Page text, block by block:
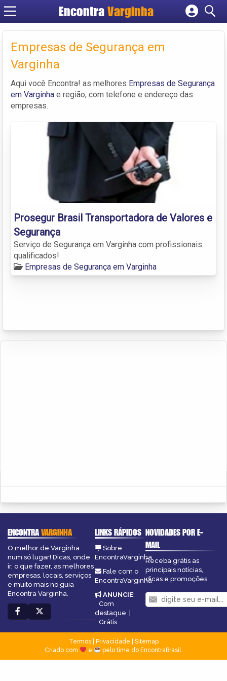
EncontraVarginha
Cadastrar empresa
Criar conta
Empresas de Segurança em
Varginha
Aqui você Encontra! as melhores Empresas de Segurança
em Varginha e região, com telefone e endereço das
empresas.
Prosegur Brasil Transportadora de Valores e
Segurança
Serviço de Segurança em Varginha com profissionais
qualificados!
Empresas de Segurança em Varginha
ENCONTRAVARGINHA
O melhor de Varginha
num só lugar! Dicas, onde
ir, o que fazer, as melhores
empresas, locais, serviços
e muito mais no guia
Encontra Varginha.
LINKS RÁPIDOS
Sobre
EncontraVarginha
Fale com o
EncontraVarginha
ANUNCIE:
Com
destaque |
Grátis
NOVIDADES POR E-
MAIL
Receba grátis as
principais notícias,
dicas e promoções
Termos| Privacidade
Sitemap
Criado com
e pelo time do EncontraBrasil